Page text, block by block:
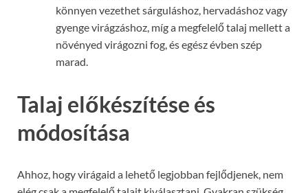
könnyen vezethet sárguláshoz, hervadáshoz vagy
gyenge virágzáshoz, míg a megfelelő talaj mellett a
növényed virágozni fog, és egész évben szép
marad.
Talaj előkészítése és
módosítása
Ahhoz, hogy virágaid a lehető legjobban fejlődjenek, nem